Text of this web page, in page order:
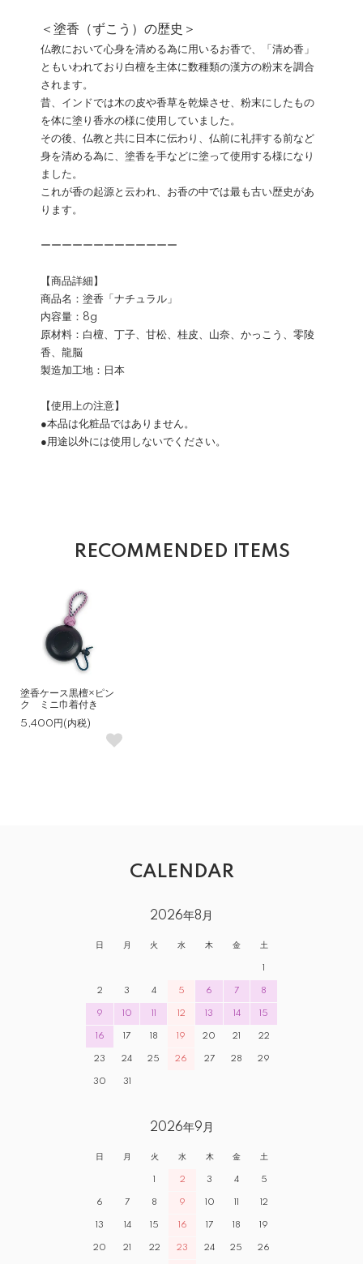
＜塗香（ずこう）の歴史＞
仏教において心身を清める為に用いるお香で、「清め香」
ともいわれており白檀を主体に数種類の漢方の粉末を調合
されます。
昔、インドでは木の皮や香草を乾燥させ、粉末にしたもの
を体に塗り香水の様に使用していました。
その後、仏教と共に日本に伝わり、仏前に礼拝する前など
身を清める為に、塗香を手などに塗って使用する様になり
ました。
これが香の起源と云われ、お香の中では最も古い歴史があ
ります。
ーーーーーーーーーーーーー
【商品詳細】
商品名：塗香「ナチュラル」
内容量：8g
原材料：白檀、丁子、甘松、桂皮、山奈、かっこう、零陵
香、龍脳
製造加工地：日本
【使用上の注意】
●本品は化粧品ではありません。
●用途以外には使用しないでください。
RECOMMENDED ITEMS
塗香ケース黒檀×ピン
ク ミニ巾着付き
5,400円(内税)
CALENDAR
2026年8月
日 月 火 水 木 金 土
1
2 3 4 5 6 7 8
9 10 11 12 13 14 15
16 17 18 19 20 21 22
23 24 25 26 27 28 29
30 31
2026年9月
日 月 火 水 木 金 土
1 2 3 4 5
6 7 8 9 10 11 12
13 14 15 16 17 18 19
20 21 22 23 24 25 26